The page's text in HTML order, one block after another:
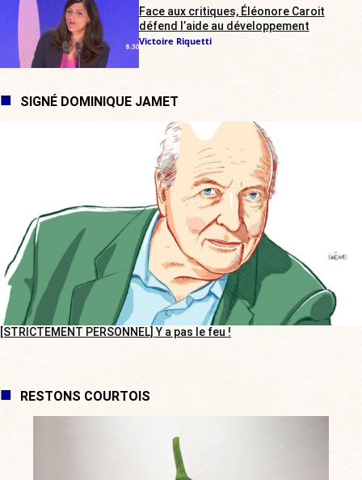
Face aux critiques, Éléonore Caroit
défend l’aide au développement
Victoire Riquetti
SIGNÉ DOMINIQUE JAMET
[STRICTEMENT PERSONNEL] Y a pas le feu !
RESTONS COURTOIS